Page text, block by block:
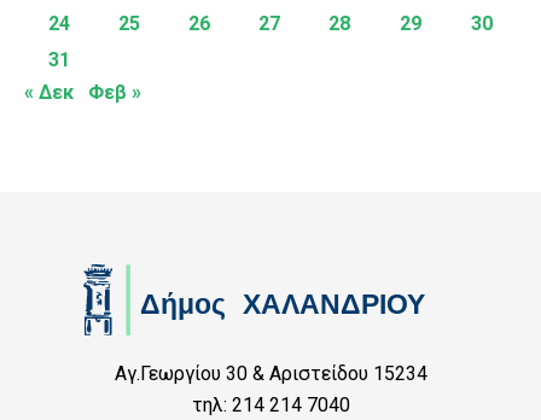
24
25 26 27 28 29
30
31
« Δεκ
Φεβ »
Αγ.Γεωργίου 30 & Αριστείδου 15234
τηλ: 214 214 7040